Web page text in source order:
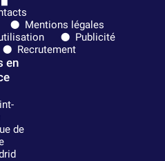
Mentions légales
Publicité
Recrutement
en
de